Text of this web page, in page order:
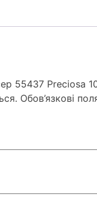
55437 Preciosa
Обов’язкові